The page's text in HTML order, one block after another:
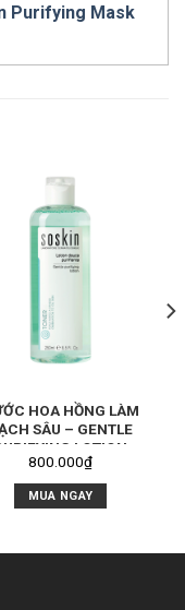
Purifying Mask
HOA HỒNG LÀM
SÂU – GENTLE
LOTION
800.000₫
MUA NGAY